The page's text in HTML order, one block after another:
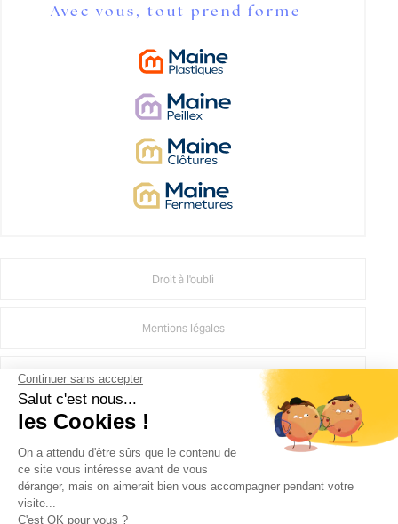
Avec vous, tout prend forme
Droit à l'oubli
Mentions légales
Politique d'utilisation des médias sociaux de Groupe MAINE
Crédits Agence de communication